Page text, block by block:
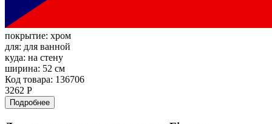
покрытие: хром
для: для ванной
куда: на стену
ширина: 52 см
Код товара: 136706
3262 Р
Подробнее